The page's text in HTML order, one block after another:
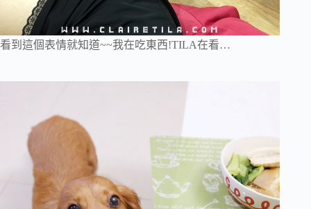
看到這個表情就知道~~我在吃東西!TILA在看…